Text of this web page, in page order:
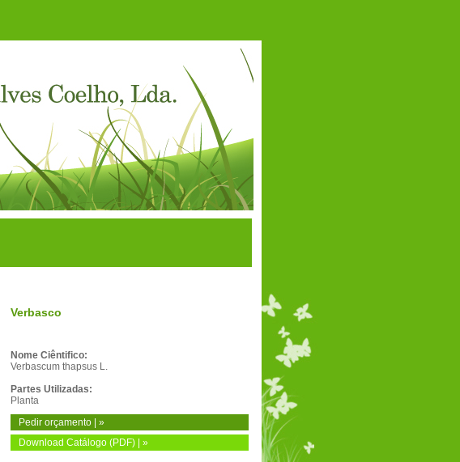
Verbasco
Nome Ciêntifico:
Verbascum thapsus L.
Partes Utilizadas:
Planta
Pedir orçamento | »
Download Catálogo (PDF) | »